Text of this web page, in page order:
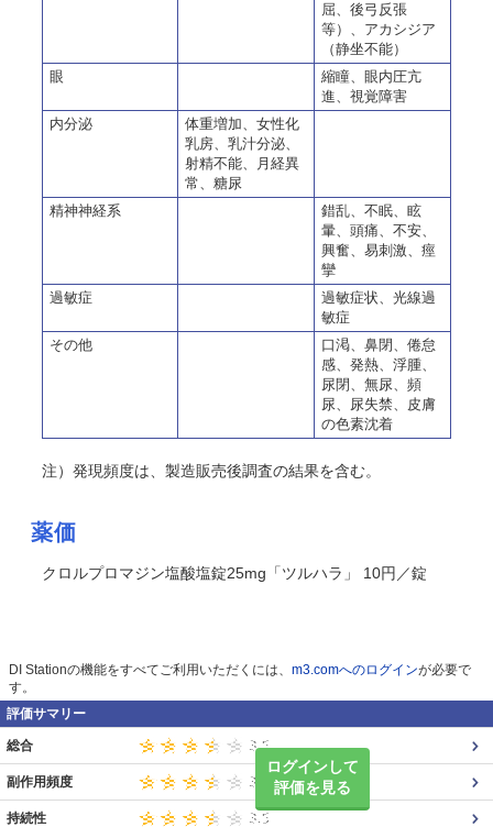
屈、後弓反張
等）、アカシジア
（静坐不能）
眼
縮瞳、眼内圧亢
進、視覚障害
内分泌
体重増加、女性化
乳房、乳汁分泌、
射精不能、月経異
常、糖尿
精神神経系
錯乱、不眠、眩
暈、頭痛、不安、
興奮、易刺激、痙
攣
過敏症
過敏症状、光線過
敏症
その他
口渇、鼻閉、倦怠
感、発熱、浮腫、
尿閉、無尿、頻
尿、尿失禁、皮膚
の色素沈着
注）発現頻度は、製造販売後調査の結果を含む。
薬価
クロルプロマジン塩酸塩錠25mg「ツルハラ」 10円／錠
DI Stationの機能をすべてご利用いただくには、 m3.comへのログインが必要で
す。
評価サマリー
ログインして
評価を見る
総合
副作用頻度
持続性